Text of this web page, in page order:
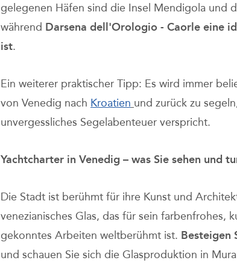
gelegenen Häfen sind die Insel Mendigola und
während Darsena dell'Orologio - Caorle eine
ist.
Ein weiterer praktischer Tipp: Es wird immer
von Venedig nach Kroatien und zurück zu
unvergessliches Segelabenteuer verspricht.
Yachtcharter in Venedig – was Sie sehen und
Die Stadt ist berühmt für ihre Kunst und
venezianisches Glas, das für sein farbenfrohes,
gekonntes Arbeiten weltberühmt ist. Besteigen
und schauen Sie sich die Glasproduktion in